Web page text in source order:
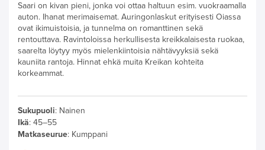
Saari on kivan pieni, jonka voi ottaa haltuun esim. vuokraamalla
auton. Ihanat merimaisemat. Auringonlaskut erityisesti Oiassa
ovat ikimuistoisia, ja tunnelma on romanttinen sekä
rentouttava. Ravintoloissa herkullisesta kreikkalaisesta ruokaa,
saarelta löytyy myös mielenkiintoisia nähtävyyksiä sekä
kauniita rantoja. Hinnat ehkä muita Kreikan kohteita
korkeammat.
Sukupuoli: Nainen
Ikä: 45–55
Matkaseurue: Kumppani